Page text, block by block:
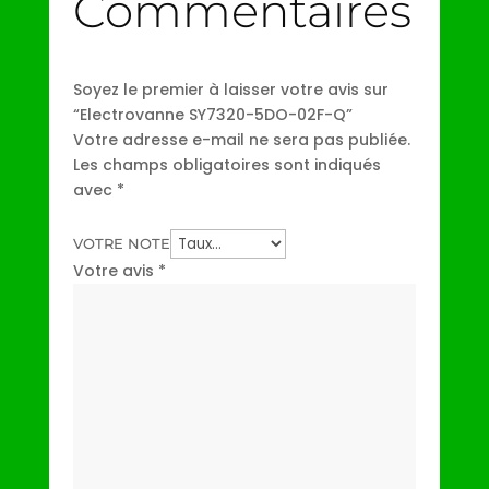
Soyez le premier à laisser votre avis sur
“Electrovanne SY7320-5DO-02F-Q”
Votre adresse e-mail ne sera pas publiée.
Les champs obligatoires sont indiqués
avec *
VOTRE NOTE
Votre avis *